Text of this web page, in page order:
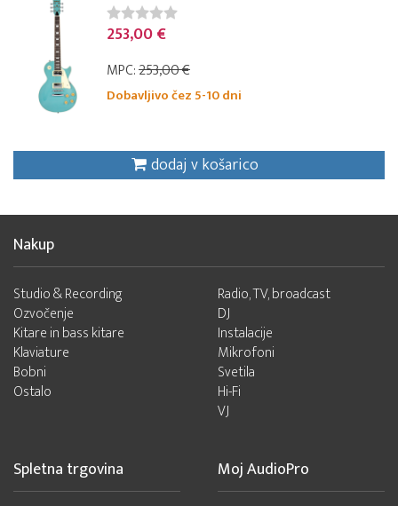
253,00 €
MPC:253,00 €
Dobavljivo čez 5-10 dni
dodaj v košarico
Nakup
Studio & Recording
Ozvočenje
Kitare in bass kitare
Klaviature
Bobni
Ostalo
Radio, TV, broadcast
DJ
Instalacije
Mikrofoni
Svetila
Hi-Fi
VJ
Spletna trgovina Moj AudioPro